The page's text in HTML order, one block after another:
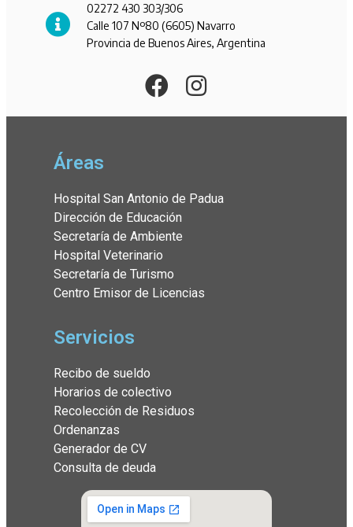
02272 430 303/306
Calle 107 Nº80 (6605) Navarro
Provincia de Buenos Aires, Argentina
Áreas
Hospital San Antonio de Padua
Dirección de Educación
Secretaría de Ambiente
Hospital Veterinario
Secretaría de Turismo
Centro Emisor de Licencias
Servicios
Recibo de sueldo
Horarios de colectivo
Recolección de Residuos
Ordenanzas
Generador de CV
Consulta de deuda